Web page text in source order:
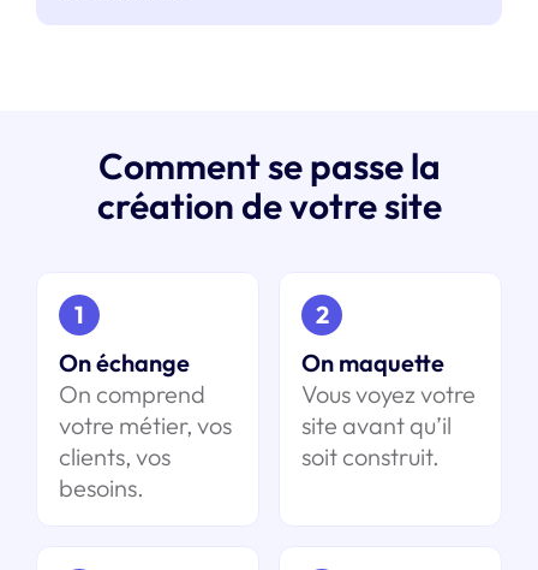
Comment se passe la
création de votre site
1
On échange
On comprend
votre métier, vos
clients, vos
besoins.
2
On maquette
Vous voyez votre
site avant qu’il
soit construit.